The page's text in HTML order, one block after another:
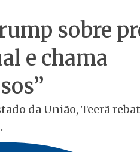
sobre
e chama
da União, Teerã